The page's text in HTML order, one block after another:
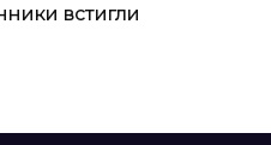
встигли